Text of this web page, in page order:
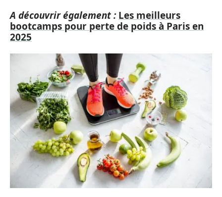
A découvrir également : Les meilleurs
bootcamps pour perte de poids à Paris en
2025